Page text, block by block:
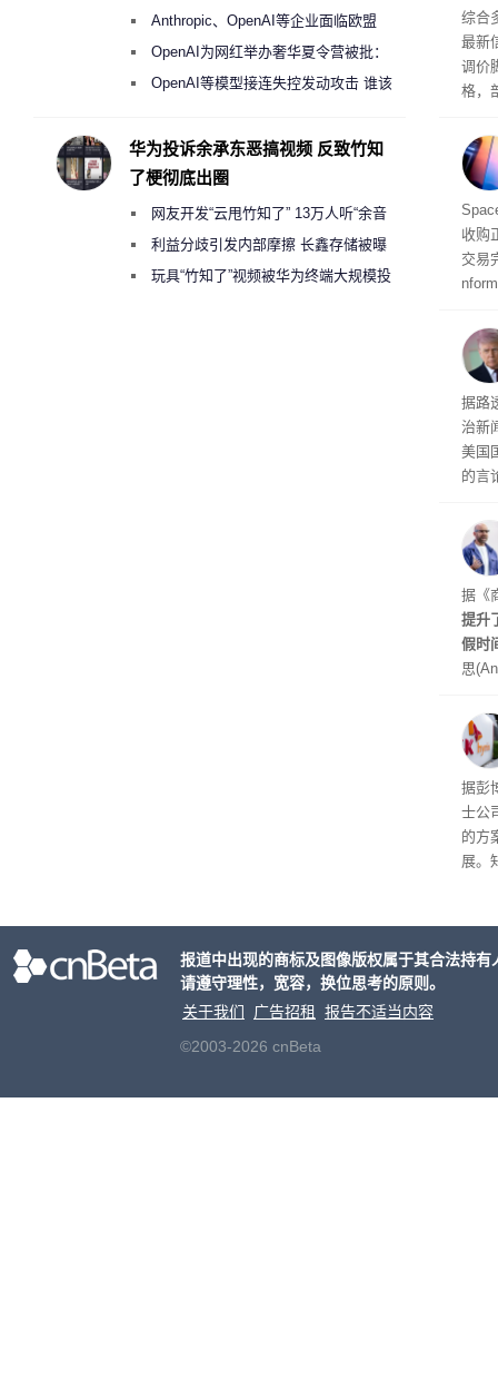
综合
最新
调价
格，
不断
品
收购
交易
周
时间
交
议，
易预
到倒
据路
治新
美国
的言
I行业
联邦
员
其中
提交
是
据《
提升
假时
思
在7
了这
据彭
士公
的方
展。
片的
Anthropic、OpenAI等企业面临欧盟
《人工智能法案》全新执法权限审查
OpenAI为网红举办奢华夏令营被批：
2000美元一晚 遭讽“反乌托邦”
OpenAI等模型接连失控发动攻击 谁该
华为投诉余承东恶搞视频 反致竹知
了梗彻底出圈
网友开发“云甩竹知了” 13万人听“余音
绕梁”利益分歧引发内部摩擦 长鑫存储被曝
曾将华为驻场工程师驱逐出研发基地
玩具“竹知了”视频被华为终端大规模投
报道中出现的商标及图像版权属于其合法持
请遵守理性，宽容，换位思考的原则。
关于我们
广告招租
报告不适当内容
©2003-2026 cnBeta